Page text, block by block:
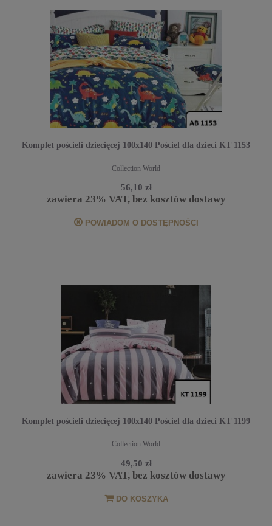
Komplet pościeli dziecięcej 100x140 Pościel dla dzieci KT 1153
Collection World
56,10 zł
zawiera 23% VAT, bez kosztów dostawy
POWIADOM O DOSTĘPNOŚCI
Komplet pościeli dziecięcej 100x140 Pościel dla dzieci KT 1199
Collection World
49,50 zł
zawiera 23% VAT, bez kosztów dostawy
DO KOSZYKA